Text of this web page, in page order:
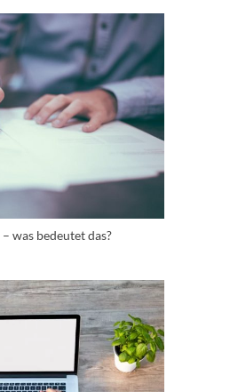
was bedeutet das?